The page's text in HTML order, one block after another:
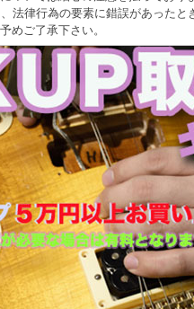
法律行為の要素に錯誤があった
めご了承下さい。